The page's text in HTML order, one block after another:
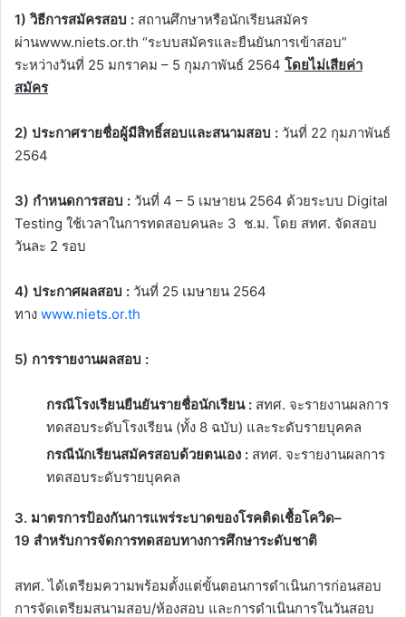
1) วิธีการสมัครสอบ : สถานศึกษาหรือนักเรียนสมัคร
ผ่านwww.niets.or.th “ระบบสมัครและยืนยันการเข้าสอบ”
ระหว่างวันที่ 25 มกราคม – 5 กุมภาพันธ์ 2564 โดยไม่เสียค่า
สมัคร
2) ประกาศรายชื่อผู้มีสิทธิ์สอบและสนามสอบ : วันที่ 22 กุมภาพันธ์
2564
3) กำหนดการสอบ : วันที่ 4 – 5 เมษายน 2564 ด้วยระบบ Digital
Testing ใช้เวลาในการทดสอบคนละ 3 ช.ม. โดย สทศ. จัดสอบ
วันละ 2 รอบ
4) ประกาศผลสอบ : วันที่ 25 เมษายน 2564
ทาง www.niets.or.th
5) การรายงานผลสอบ :
กรณีโรงเรียนยืนยันรายชื่อนักเรียน : สทศ. จะรายงานผลการ
ทดสอบระดับโรงเรียน (ทั้ง 8 ฉบับ) และระดับรายบุคคล
กรณีนักเรียนสมัครสอบด้วยตนเอง : สทศ. จะรายงานผลการ
ทดสอบระดับรายบุคคล
3. มาตรการป้องกันการแพร่ระบาดของโรคติดเชื้อโควิด–
19 สำหรับการจัดการทดสอบทางการศึกษาระดับชาติ
สทศ. ได้เตรียมความพร้อมตั้งแต่ขั้นตอนการดำเนินการก่อนสอบ
การจัดเตรียมสนามสอบ/ห้องสอบ และการดำเนินการในวันสอบ